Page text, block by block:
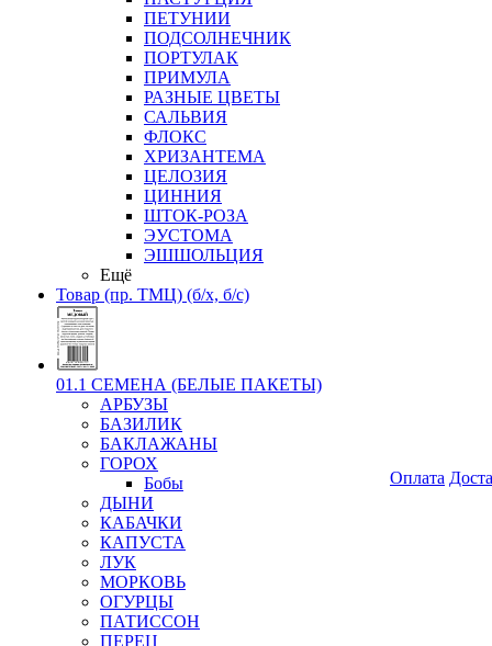
ПЕТУНИИ
ПОДСОЛНЕЧНИК
ПОРТУЛАК
ПРИМУЛА
РАЗНЫЕ ЦВЕТЫ
САЛЬВИЯ
ФЛОКС
ХРИЗАНТЕМА
ЦЕЛОЗИЯ
ЦИННИЯ
ШТОК-РОЗА
ЭУСТОМА
ЭШШОЛЬЦИЯ
Ещё
Товар (пр. ТМЦ) (б/х, б/с)
01.1 СЕМЕНА (БЕЛЫЕ ПАКЕТЫ)
АРБУЗЫ
БАЗИЛИК
БАКЛАЖАНЫ
ГОРОХ
Бобы
ДЫНИ
КАБАЧКИ
КАПУСТА
ЛУК
МОРКОВЬ
ОГУРЦЫ
ПАТИССОН
ПЕРЕЦ
Оплата